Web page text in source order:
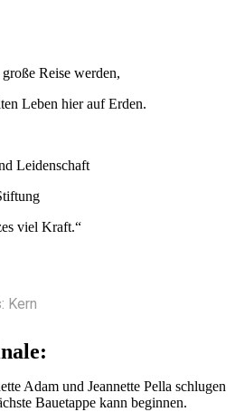
Reise werden,
Leben hier auf Erden.
Leidenschaft
viel Kraft.“
Kern
Adam und Jeannette Pella schlugen
Bauetappe kann beginnen.